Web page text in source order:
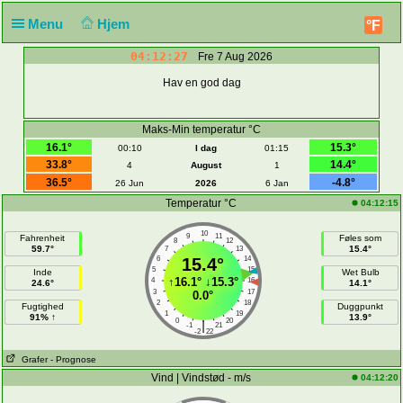
Menu Hjem °F
04:12:27 Fre 7 Aug 2026
Hav en god dag
Maks-Min temperatur °C
16.1°
00:10 I dag 01:15
15.3°
33.8°
4 August 1
14.4°
36.5°
26 Jun 2026 6 Jan
-4.8°
Temperatur °C
04:12:15
Fahrenheit
59.7°
Inde
24.6°
Fugtighed
91% ↑
10
9 11
8
12
7
13
6
14
5
15
4
16
3
17
2
18
1
19
0
20
-1 21
|
-2 22
15.4°
↑16.1°↓15.3°
0.0°
Føles som
15.4°
Wet Bulb
14.1°
Duggpunkt
13.9°
Grafer - Prognose
Vind | Vindstød - m/s 04:12:20